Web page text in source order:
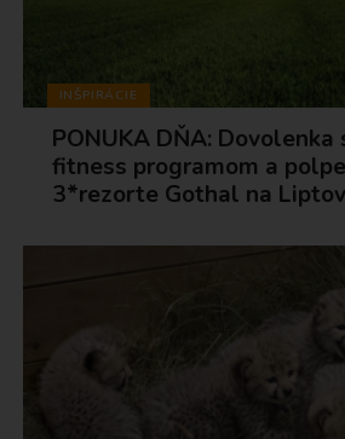
INŠPIRÁCIE
PONUKA DŇA: Dovolenka
fitness programom a
3*rezorte Gothal na